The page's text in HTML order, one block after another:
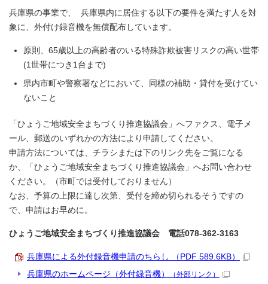
兵庫県の事業で、 兵庫県内に居住する以下の要件を満たす人を対
象に、外付け録音機を無償配布しています。
原則、65歳以上の高齢者のいる特殊詐欺被害リスクの高い世帯
(1世帯につき1台まで)
県内市町や警察署などにおいて、同様の補助・貸付を受けてい
ないこと
「ひょうご地域安全まちづくり推進協議会」へファクス、電子メ
ール、郵送のいずれかの方法により申請してください。
申請方法については、チラシまたは下のリンク先をご覧になる
か、「ひょうご地域安全まちづくり推進協議会」へお問い合わせ
ください。（市町では受付しておりません）
なお、予算の上限に達し次第、受付を締め切られるそうですの
で、申請はお早めに。
ひょうご地域安全まちづくり推進協議会 電話078-362-3163
兵庫県による外付録音機申請のちらし （PDF 589.6KB）
兵庫県のホームページ（外付録音機）
（外部リンク）